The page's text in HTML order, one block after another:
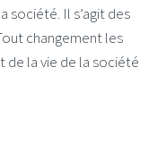
société. Il s’agit des
changement les
de la vie de la société